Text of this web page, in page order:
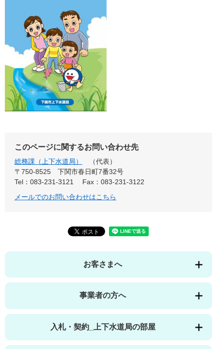
このページに関するお問い合わせ先
総務課（上下水道局）
代表
〒750-8525
下関市春日町7番32号
Tel：083-231-3121
Fax：083-231-3122
メールでのお問い合わせはこちら
お客さまへ
事業者の方へ
入札・契約_上下水道局の部屋